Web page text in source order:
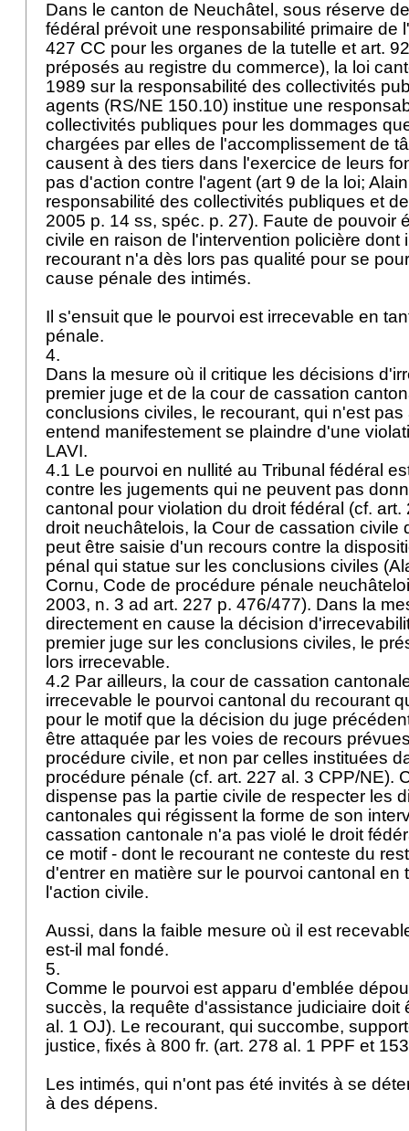
Dans le canton de Neuchâtel, sous réserve
fédéral prévoit une responsabilité primaire de
427 CC pour les organes de la tutelle et art.
préposés au registre du commerce), la loi
1989 sur la responsabilité des collectivités
agents (RS/NE 150.10) institue une
collectivités publiques pour les dommages
chargées par elles de l'accomplissement de
causent à des tiers dans l'exercice de leurs
pas d'action contre l'agent (art 9 de la loi;
responsabilité des collectivités publiques et
2005 p. 14 ss, spéc. p. 27). Faute de pouvoir
civile en raison de l'intervention policière dont
recourant n'a dès lors pas qualité pour se
cause pénale des intimés.
Il s'ensuit que le pourvoi est irrecevable en
pénale.
4.
Dans la mesure où il critique les décisions
premier juge et de la cour de cassation
conclusions civiles, le recourant, qui n'est
entend manifestement se plaindre d'une
LAVI.
4.1 Le pourvoi en nullité au Tribunal fédéral
contre les jugements qui ne peuvent pas
cantonal pour violation du droit fédéral (cf. art.
droit neuchâtelois, la Cour de cassation civile
peut être saisie d'un recours contre la
pénal qui statue sur les conclusions civiles
Cornu, Code de procédure pénale
2003, n. 3 ad art. 227 p. 476/477). Dans la
directement en cause la décision
premier juge sur les conclusions civiles, le
lors irrecevable.
4.2 Par ailleurs, la cour de cassation
irrecevable le pourvoi cantonal du recourant
pour le motif que la décision du juge
être attaquée par les voies de recours
procédure civile, et non par celles instituées
procédure pénale (cf. art. 227 al. 3 CPP/NE).
dispense pas la partie civile de respecter les
cantonales qui régissent la forme de son
cassation cantonale n'a pas violé le droit
ce motif - dont le recourant ne conteste du
d'entrer en matière sur le pourvoi cantonal en
l'action civile.
Aussi, dans la faible mesure où il est
est-il mal fondé.
5.
Comme le pourvoi est apparu d'emblée
succès, la requête d'assistance judiciaire doit
al. 1 OJ). Le recourant, qui succombe,
justice, fixés à 800 fr. (art. 278 al. 1 PPF et
Les intimés, qui n'ont pas été invités à se
à des dépens.